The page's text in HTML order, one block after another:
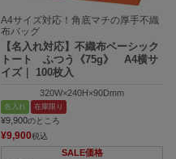
A4サイズ対応！角底マチの厚手不織
布バッグ
【名入れ対応】不織布ベーシック
トート ふつう《75g》 A4横サ
イズ｜ 100枚入
320W×240H×90Dmm
名入れ 在庫限り
¥9,900のところ
¥9,900税込
SALE価格